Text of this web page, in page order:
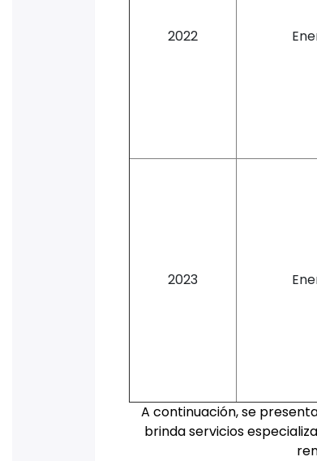
2022
2023
A continuación, se
brinda servicios